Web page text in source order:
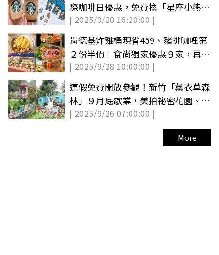
際咖啡日優惠，免費換「星座小熊布
章」
| 2025/9/28 16:20:00 |
肯德基炸雞桶現省459、豬排咖哩第
２份半價！食尚獨家優惠９家，再抽
牛排券（中獎公布）
| 2025/9/28 10:00:00 |
連假免費開放參觀！新竹「薰衣草森
林」９月底歇業，美拍祕密花園、小
熊步道
| 2025/9/26 07:00:00 |
More